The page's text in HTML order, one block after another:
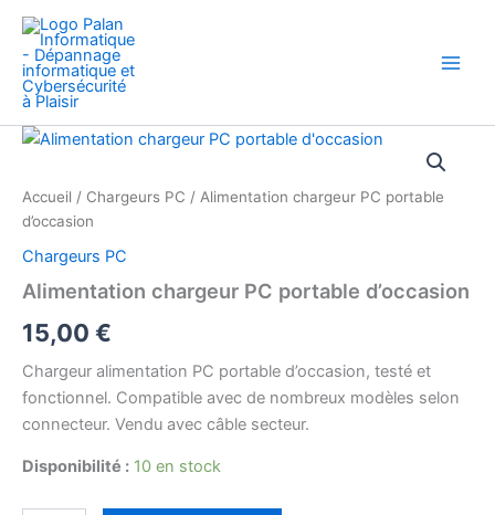
Aller
contenu
Accueil / Chargeurs PC / Alimentation chargeur PC portable
d’occasion
Chargeurs PC
Alimentation chargeur PC portable d’occasion
15,00 €
Chargeur alimentation PC portable d’occasion, testé et
fonctionnel. Compatible avec de nombreux modèles selon
connecteur. Vendu avec câble secteur.
Disponibilité : 10 en stock
quantité
chargeur
PC
portable
d'occasion